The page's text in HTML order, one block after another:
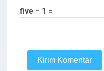
five − 1 =
Kirim Komentar